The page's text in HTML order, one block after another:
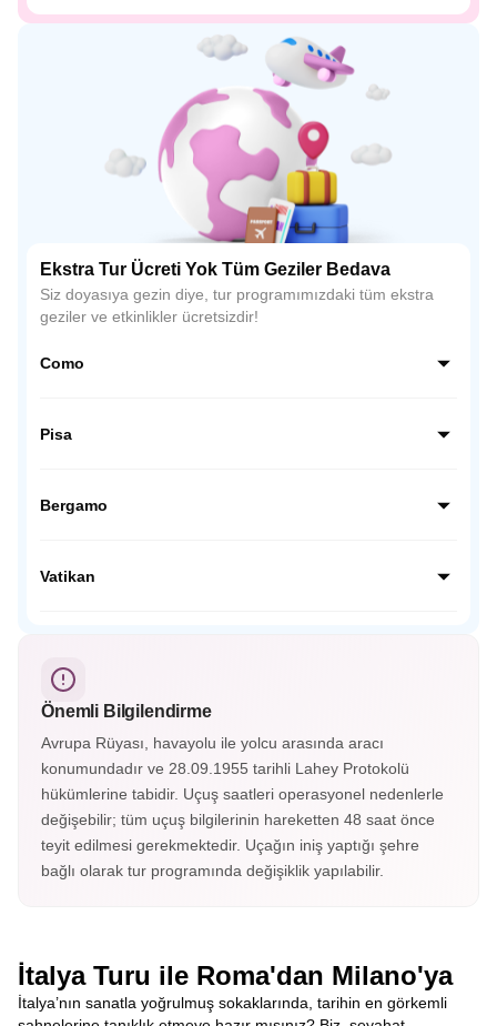
Ekstra Tur Ücreti Yok Tüm Geziler Bedava
Siz doyasıya gezin diye, tur programımızdaki tüm ekstra
geziler ve etkinlikler ücretsizdir!
Como
büyüleyici bir göl şehridir. Lüks villaları, tekne gezileri ve
Pisa
ünlü eğik kulesiyle tanınır. Mucizeler Meydanı’ndaki
Bergamo
bir şehirdir. Üst ve alt şehir olarak ikiye ayrılan Bergamo,
Vatikan
Bazilikası, Vatikan Müzeleri ve Michelangelo’nun eseri ünlü
Sistina Şapeli bulunur.
Önemli Bilgilendirme
Avrupa Rüyası, havayolu ile yolcu arasında aracı
konumundadır ve 28.09.1955 tarihli Lahey Protokolü
hükümlerine tabidir. Uçuş saatleri operasyonel nedenlerle
değişebilir; tüm uçuş bilgilerinin hareketten 48 saat önce
teyit edilmesi gerekmektedir. Uçağın iniş yaptığı şehre
bağlı olarak tur programında değişiklik yapılabilir.
İtalya Turu ile Roma'dan Milano'ya
İtalya’nın sanatla yoğrulmuş sokaklarında, tarihin en görkemli